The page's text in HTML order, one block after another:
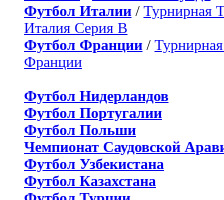
Футбол Италии / Турнирная
Италия Серия B
Футбол Франции /
Франции
Футбол Нидерландов
Футбол Португалии
Футбол Польши
Чемпионат Саудовской
Футбол Узбекистана
Футбол Казахстана